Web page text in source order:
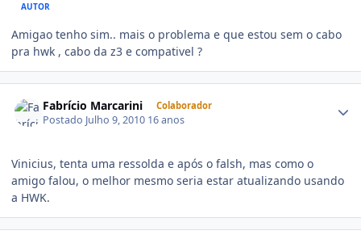
AUTOR
Amigao tenho sim.. mais o problema e que estou sem o cabo
pra hwk , cabo da z3 e compativel ?
Fabrício Marcarini Colaborador
Postado Julho 9, 2010 16 anos
Vinicius, tenta uma ressolda e após o falsh, mas como o
amigo falou, o melhor mesmo seria estar atualizando usando
a HWK.